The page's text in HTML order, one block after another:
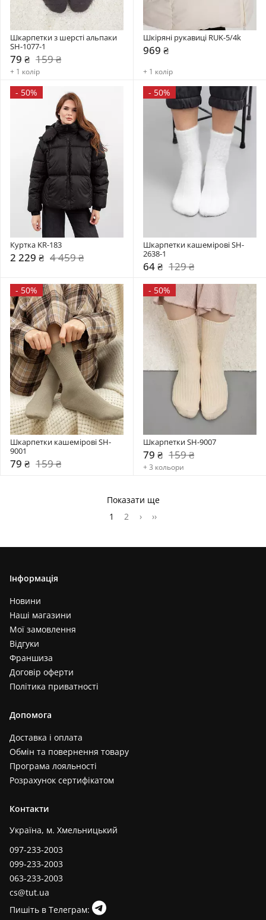
Шкарпетки з шерсті альпаки
SH-1077-1
79 ₴ 159 ₴
+ 1 колір
Шкіряні рукавиці RUK-5/4k
969 ₴
+ 1 колір
- 50%
Куртка KR-183
2 229 ₴ 4 459 ₴
- 50%
Шкарпетки кашемірові SH-
2638-1
64 ₴ 129 ₴
- 50%
Шкарпетки кашемірові SH-
9001
79 ₴ 159 ₴
- 50%
Шкарпетки SH-9007
79 ₴ 159 ₴
+ 3 кольори
Показати ще
1
2 › ››
Інформація
Новини
Наші магазини
Мої замовлення
Відгуки
Франшиза
Договір оферти
Політика приватності
Допомога
Доставка і оплата
Обмін та повернення товару
Програма лояльності
Розрахунок сертифікатом
Контакти
Україна, м. Хмельницький
097-233-2003
099-233-2003
063-233-2003
cs@tut.ua
Пишіть в Телеграм: